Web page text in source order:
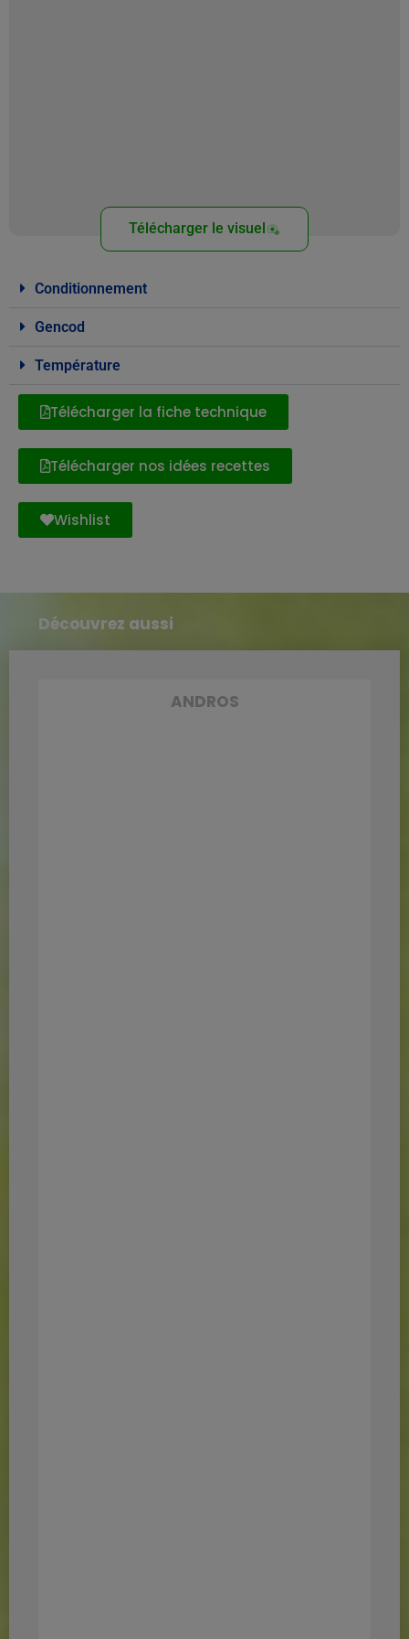
Télécharger le visuel
Conditionnement
Gencod
Température
Télécharger la fiche technique
Télécharger nos idées recettes
Wishlist
Découvrez aussi
ANDROS